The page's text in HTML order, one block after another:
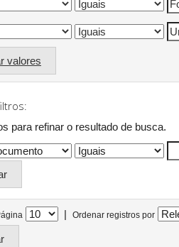
valores
para refinar o resultado de busca.
| Ordenar registros por